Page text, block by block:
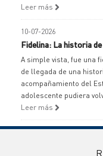
Leer más
10-07-2026
Fidelina: La historia
A simple vista, fue una
de llegada de una
acompañamiento del
adolescente pudiera
Leer más